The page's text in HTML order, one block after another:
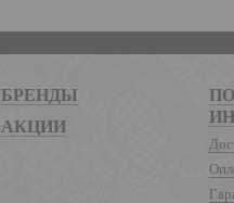
БРЕНДЫ
АКЦИИ